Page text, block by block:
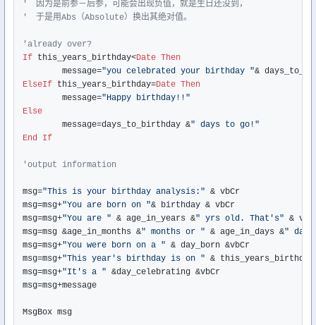
'　因为是前参－后参，可能会出现负值，就是生日还没到，
'　于是用Abs（Absolute）换出其绝对值。
'already over?
If this_years_birthday<Date Then
	message=
"you celebrated your birthday "&
ElseIf this_years_birthday=Date Then
	message=
"Happy birthday!!"
Else
	message=days_to_birthday &
" days to go!"
End If
'output information
msg="This is your birthday analysis:" & vbCr
msg=msg+"You are born on "& birthday & vbCr
msg=msg+"You are " & age_in_years &" yrs old. That's" &
msg=msg &age_in_months &" months or " & age_in_days &"
msg=msg+"You were born on a " & day_born &vbCr
msg=msg+"This year's birthday is on " & this_years_birthday
msg=msg+"It's a " &day_celebrating &vbCr
msg=msg+message
MsgBox msg